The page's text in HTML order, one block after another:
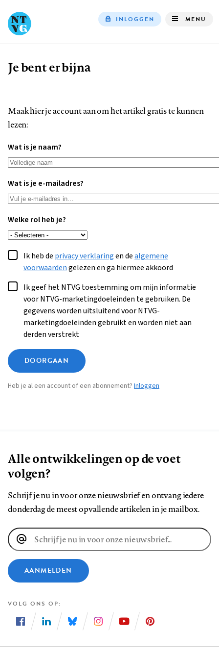
INLOGGEN MENU
Kruimelpad
Je bent er bijna
Maak hier je account aan om het artikel gratis te kunnen
lezen:
Wat is je naam?
Wat is je e-mailadres?
Welke rol heb je?
Ik heb de privacy verklaringen dealgemene
voorwaardengelezen en ga hiermee akkoord
Ik geef het NTVG toestemming om mijn informatie
voor NTVG-marketingdoeleinden te gebruiken. De
gegevens worden uitsluitend voor NTVG-
marketingdoeleinden gebruikt en worden niet aan
derden verstrekt
DOORGAAN
Heb je al een account of een abonnement? Inloggen
Alle ontwikkelingen op de voet
volgen?
Schrijf je nu in voor onze nieuwsbrief en ontvang iedere
donderdag de meest opvallende artikelen in je mailbox.
E-
mailadres
AANMELDEN
VOLG ONS OP
ons
ons
ons
ons
ons
ons